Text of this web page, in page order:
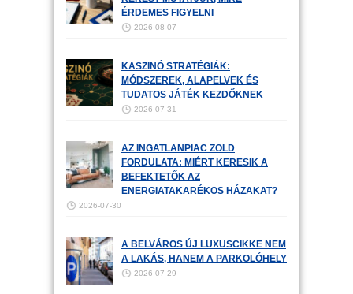
ÉRDEMES FIGYELNI
2026-08-07
KASZINÓ STRATÉGIÁK:
MÓDSZEREK, ALAPELVEK ÉS
TUDATOS JÁTÉK KEZDŐKNEK
2026-07-31
AZ INGATLANPIAC ZÖLD
FORDULATA: MIÉRT KERESIK A
BEFEKTETŐK AZ
ENERGIATAKARÉKOS HÁZAKAT?
2026-07-30
A BELVÁROS ÚJ LUXUSCIKKE NEM
A LAKÁS, HANEM A PARKOLÓHELY
2026-07-29